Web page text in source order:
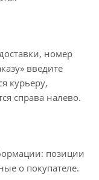
номер
введите
курьеру,
справа налево.
позиции
о покупателе.